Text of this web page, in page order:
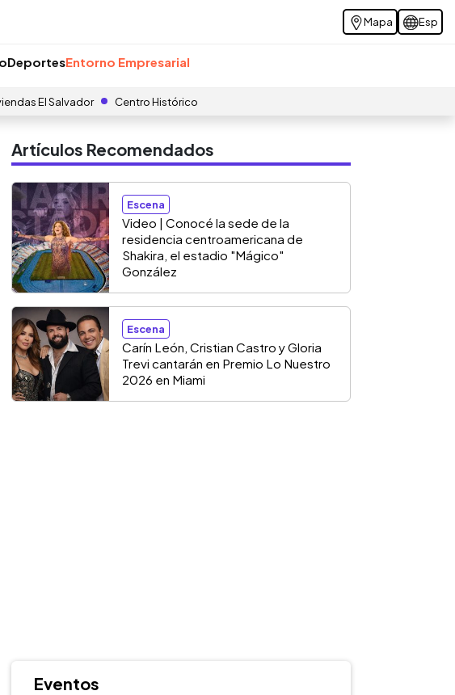
Mapa Esp
DeportesEntorno Empresarial
El Salvador Centro Histórico
Artículos Recomendados
Escena
Video | Conocé la sede de la
residencia centroamericana de
Shakira, el estadio "Mágico"
González
Escena
Carín León, Cristian Castro y Gloria
Trevi cantarán en Premio Lo Nuestro
2026 en Miami
Eventos